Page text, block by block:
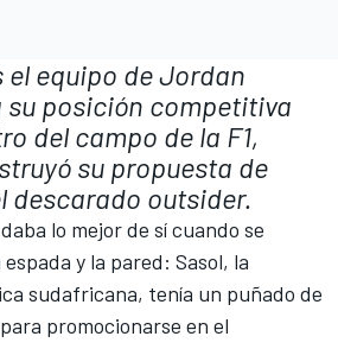
el equipo de Jordan
posición competitiva
del campo de la F1,
su propuesta de
descarado outsider.
lo mejor de sí cuando se
y la pared: Sasol, la
sudafricana, tenía un puñado de
promocionarse en el